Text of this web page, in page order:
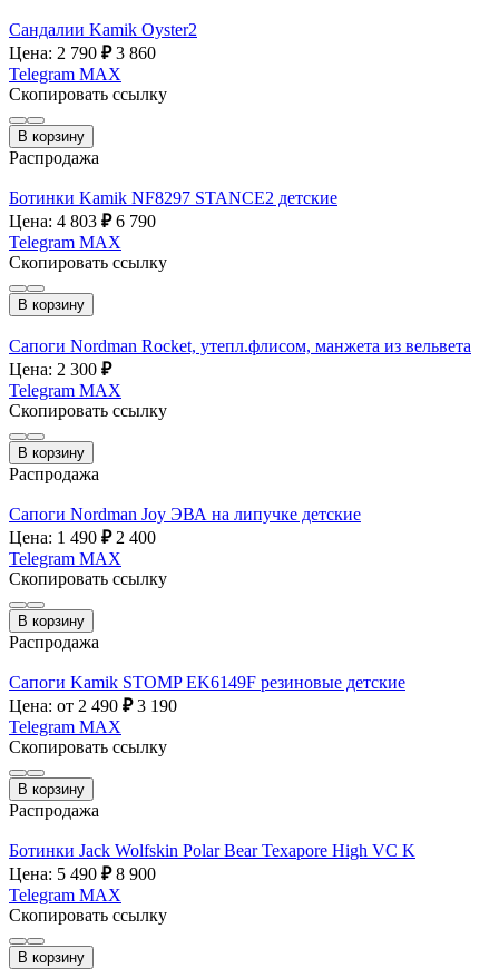
Сандалии Kamik Oyster2
Цена: 2 790 ₽ 3 860
Telegram MAX
Скопировать ссылку
В корзину
Распродажа
Ботинки Kamik NF8297 STANCE2 детские
Цена: 4 803 ₽ 6 790
Telegram MAX
Скопировать ссылку
В корзину
Сапоги Nordman Rocket, утепл.флисом, манжета из вельвета
Цена: 2 300 ₽
Telegram MAX
Скопировать ссылку
В корзину
Распродажа
Сапоги Nordman Joy ЭВА на липучке детские
Цена: 1 490 ₽ 2 400
Telegram MAX
Скопировать ссылку
В корзину
Распродажа
Сапоги Kamik STOMP EK6149F резиновые детские
Цена: от 2 490 ₽ 3 190
Telegram MAX
Скопировать ссылку
В корзину
Распродажа
Ботинки Jack Wolfskin Polar Bear Texapore High VC K
Цена: 5 490 ₽ 8 900
Telegram MAX
Скопировать ссылку
В корзину